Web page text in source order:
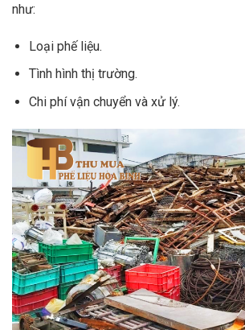
như:
Loại phế liệu.
Tình hình thị trường.
Chi phí vận chuyển và xử lý.